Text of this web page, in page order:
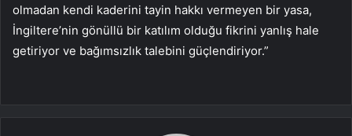
olmadan kendi kaderini tayin hakkı vermeyen bir yasa,
İngiltere’nin gönüllü bir katılım olduğu fikrini yanlış hale
getiriyor ve bağımsızlık talebini güçlendiriyor.”